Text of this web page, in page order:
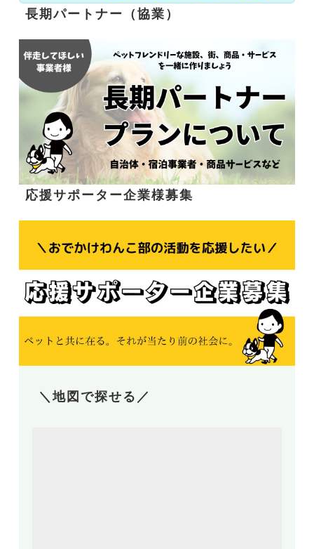
長期パートナー（協業）
応援サポーター企業様募集
＼地図で探せる／